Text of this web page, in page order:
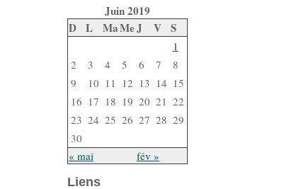
Juin 2019
D L MaMeJ V S
« mai fév »
1
2
3 4 5 6 7
8
9
10 11 12 13 14 15
16 17 18 19 20 21 22
23 24 25 26 27 28 29
30
Liens